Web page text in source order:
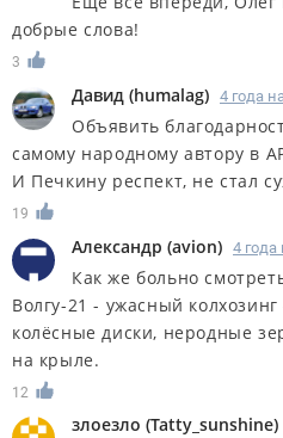
добрые слова!
3
Дaвид (humalag) 4 года
Объявить
самому народному автору в
И Печкину респект, не стал
19
Александр (avion) 4 года
Как же больно
Волгу-21 - ужасный
колёсные диски, неродные
на крыле.
12
злоезло (Tatty_sunshine)